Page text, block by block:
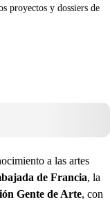
proyectos y dossiers de
a las artes
de Francia, la
Gente de Arte, con